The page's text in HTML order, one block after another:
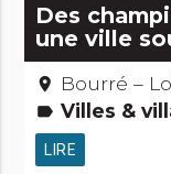
Des
une ville
place Bourré –
label Villes & villages Etonnant... non ? Gastronomie [à
LIRE